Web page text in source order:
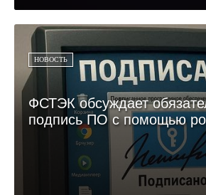
НОВОСТЬ
ФСТЭК обсуждает
подпись ПО с помощью